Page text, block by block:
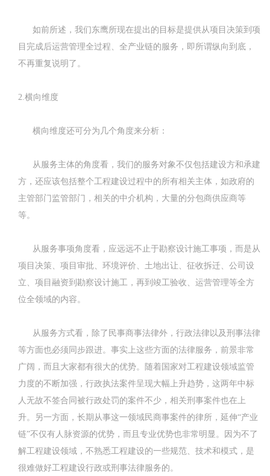
如前所述，我们东鹰所现在提出的目标是提供从项目决策到项
目完成后运营管理全过程、全产业链的服务，即所谓纵向到底，
不再重复说明了。
2.横向维度
横向维度还可分为几个角度来分析：
从服务主体的角度看，我们的服务对象不仅包括建设方和承建
方，还应该包括整个工程建设过程中的所有相关主体，如政府的
主管部门监管部门，相关的中介机构，大量的分包商供应商等
等。
从服务事项角度看，应远远不止于勘察设计施工事项，而是从
项目决策、项目审批、环境评价、土地出让、征收拆迁、公司设
立、项目融资到勘察设计施工，再到竣工验收、运营管理等全方
位全领域的内容。
从服务方式看，除了民事商事法律外，行政法律以及刑事法律
等方面也必须同步跟进。事实上这些方面的法律服务，前景非常
广阔，而且大家都有很大的优势。随着国家对工程建设领域监管
力度的不断加强，行政执法案件呈现大幅上升趋势，这两年中标
人无故不签合同被行政处罚的案件不少，相关刑事案件也在上
升。另一方面，长期从事这一领域民商事案件的律所，延伸“产业
链”不仅有人脉资源的优势，而且专业优势也非常明显。因为不了
解工程建设领域，不熟悉工程建设的一些规范、技术和模式，是
很难做好工程建设行政或刑事法律服务的。